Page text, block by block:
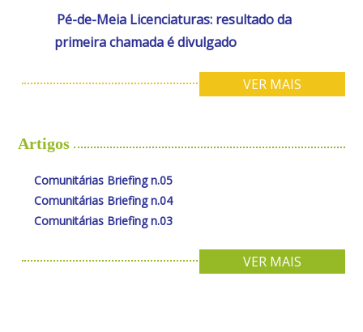
Pé-de-Meia Licenciaturas: resultado da
primeira chamada é divulgado
VER MAIS
Artigos
Comunitárias Briefing n.05
Comunitárias Briefing n.04
Comunitárias Briefing n.03
VER MAIS